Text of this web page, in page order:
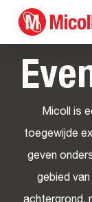
content
Micoll is
toegewijde
geven
gebied van